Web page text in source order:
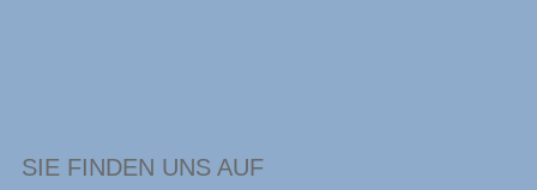
SIE FINDEN UNS AUF